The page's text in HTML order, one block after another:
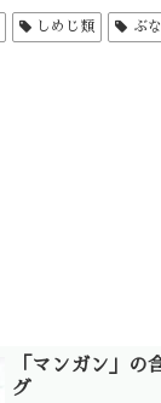
しめじ類 ぶ
「マンガン」の
グ